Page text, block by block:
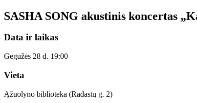
SASHA SONG akustinis koncertas
Data ir laikas
Gegužės 28 d. 19:00
Vieta
Ąžuolyno biblioteka (Radastų g. 2)